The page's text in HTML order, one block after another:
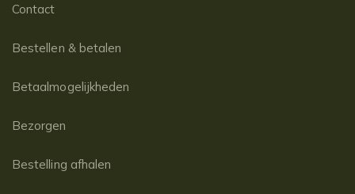
Contact
Bestellen & betalen
Betaalmogelijkheden
Bezorgen
Bestelling afhalen